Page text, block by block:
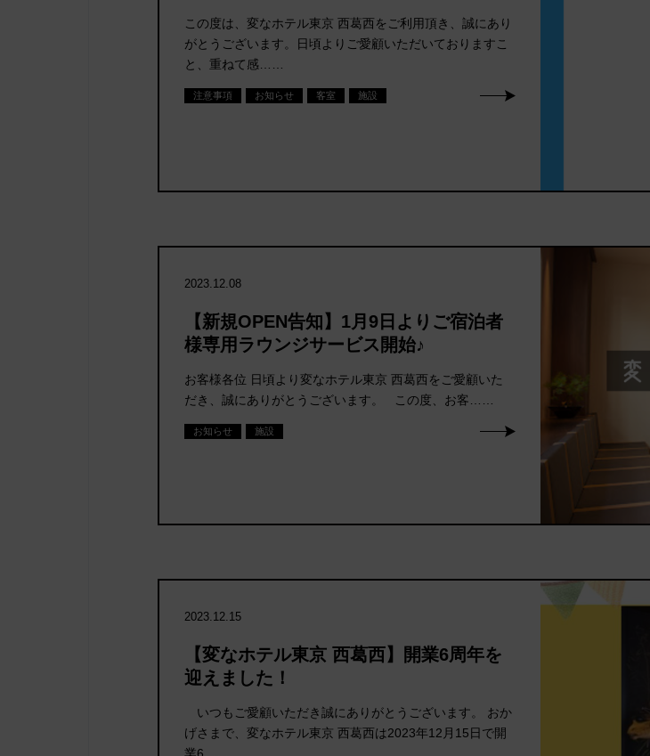
この度は、変なホテル東京 西葛西をご利用頂き、誠にあり
がとうございます。日頃よりご愛顧いただいておりますこ
と、重ねて感……
注意事項 お知らせ 客室 施設
2023.12.08
【新規OPEN告知】1月9日よりご宿泊者
様専用ラウンジサービス開始♪
お客様各位 日頃より変なホテル東京 西葛西をご愛顧いた
だき、誠にありがとうございます。 この度、お客……
お知らせ 施設
2023.12.15
【変なホテル東京 西葛西】開業6周年を
迎えました！
いつもご愛顧いただき誠にありがとうございます。 おか
げさまで、変なホテル東京 西葛西は2023年12月15日で開